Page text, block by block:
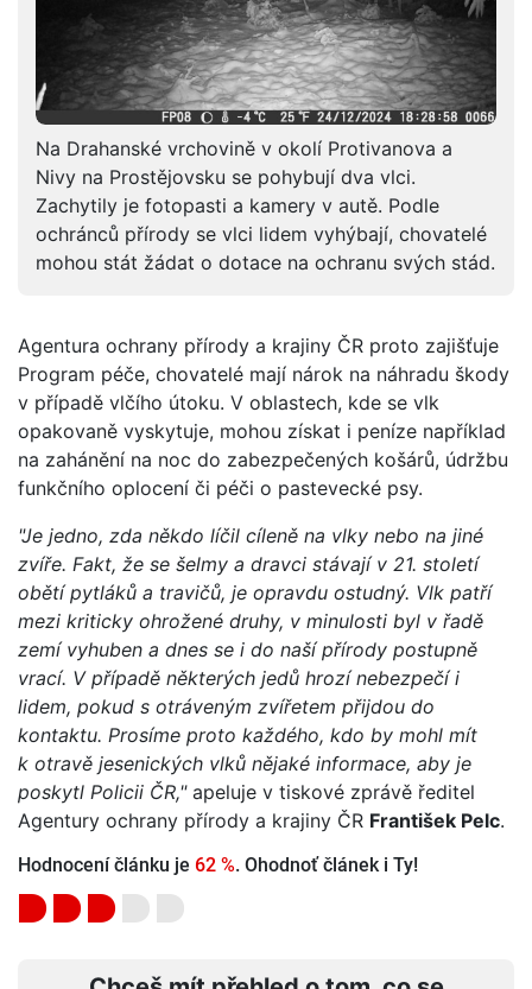
Na Drahanské vrchovině v okolí Protivanova a
Nivy na Prostějovsku se pohybují dva vlci.
Zachytily je fotopasti a kamery v autě. Podle
ochránců přírody se vlci lidem vyhýbají, chovatelé
mohou stát žádat o dotace na ochranu svých stád.
Agentura ochrany přírody a krajiny ČR proto zajišťuje
Program péče, chovatelé mají nárok na náhradu škody
v případě vlčího útoku. V oblastech, kde se vlk
opakovaně vyskytuje, mohou získat i peníze například
na zahánění na noc do zabezpečených košárů, údržbu
funkčního oplocení či péči o pastevecké psy.
"Je jedno, zda někdo líčil cíleně na vlky nebo na jiné
zvíře. Fakt, že se šelmy a dravci stávají v 21. století
obětí pytláků a travičů, je opravdu ostudný. Vlk patří
mezi kriticky ohrožené druhy, v minulosti byl v řadě
zemí vyhuben a dnes se i do naší přírody postupně
vrací. V případě některých jedů hrozí nebezpečí i
lidem, pokud s otráveným zvířetem přijdou do
kontaktu. Prosíme proto každého, kdo by mohl mít
k otravě jesenických vlků nějaké informace, aby je
poskytl Policii ČR,"apeluje v tiskové zprávě ředitel
Agentury ochrany přírody a krajiny ČR František Pelc.
Hodnocení článku je 62 %. Ohodnoť článek i Ty!